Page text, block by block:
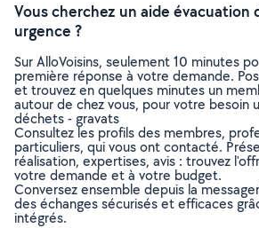
Vous cherchez un aide évacuation
urgence ?
Sur AlloVoisins, seulement 10 minutes
première réponse à votre demande.
et trouvez en quelques minutes un
autour de chez vous, pour votre besoin
déchets - gravats
Consultez les profils des membres,
particuliers, qui vous ont contacté.
réalisation, expertises, avis : trouvez
votre demande et à votre budget.
Conversez ensemble depuis la
des échanges sécurisés et efficaces
intégrés.